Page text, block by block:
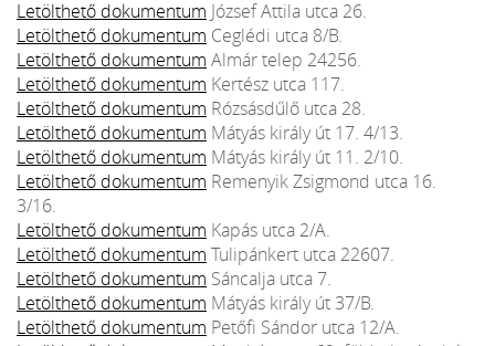
Letölthető dokumentum József Attila utca 26.
Letölthető dokumentum Ceglédi utca 8/B.
Letölthető dokumentum Almár telep 24256.
Letölthető dokumentum Kertész utca 117.
Letölthető dokumentum Rózsásdűlő utca 28.
Letölthető dokumentum Mátyás király út 17. 4/13.
Letölthető dokumentum Mátyás király út 11. 2/10.
Letölthető dokumentum Remenyik Zsigmond utca 16.
3/16.
Letölthető dokumentum Kapás utca 2/A.
Letölthető dokumentum Tulipánkert utca 22607.
Letölthető dokumentum Sáncalja utca 7.
Letölthető dokumentum Mátyás király út 37/B.
Letölthető dokumentum Petőfi Sándor utca 12/A.